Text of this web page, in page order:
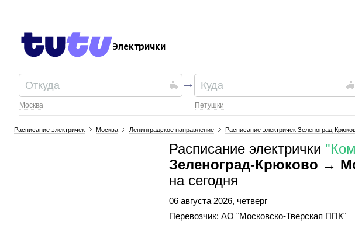
Электрички
Москва Петушки
Расписание электричек Москва Ленинградское направление Расписание электричек Зеленоград-
Расписание электрички
Зеленоград-Крюково →
на сегодня
06 августа 2026, четверг
Перевозчик: АО "Московско-Тверская ППК"